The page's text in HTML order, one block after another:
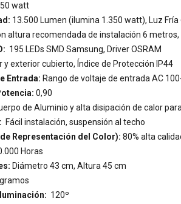
watt
13.500 Lumen (ilumina 1.350 watt), Luz Fría
altura recomendada de instalación 6
195 LEDs SMD Samsung, Driver OSRAM
y exterior cubierto, Índice de Protección IP44
Entrada: Rango de voltaje de entrada AC
0,90
de Aluminio y alta disipación de calor
Fácil instalación, suspensión al techo
Representación del Color): 80% alta
Horas
Diámetro 43 cm, Altura 45 cm
120º